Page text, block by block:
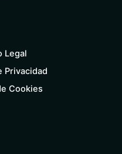
Legal
Privacidad
Cookies